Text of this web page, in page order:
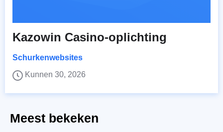
Kazowin Casino-oplichting
Schurkenwebsites
Kunnen 30, 2026
Meest bekeken